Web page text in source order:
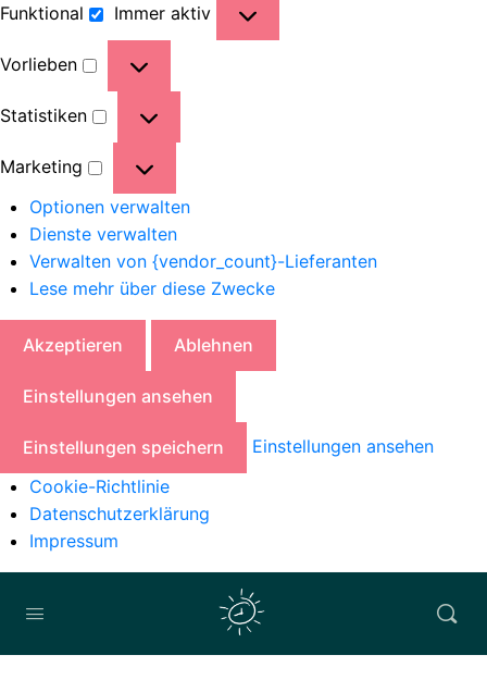
Funktional
Immer aktiv
Vorlieben
Statistiken
Marketing
Optionen verwalten
Dienste verwalten
Verwalten von {vendor_count}-Lieferanten
Lese mehr über diese Zwecke
Akzeptieren Ablehnen
Einstellungen ansehen
Einstellungen speichern
Einstellungen ansehen
Cookie-Richtlinie
Datenschutzerklärung
Impressum